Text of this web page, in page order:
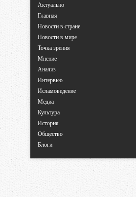
Актуально
Главная
Новости в стране
Новости в мире
Точка зрения
Мнение
Анализ
Интервью
Исламоведение
Медиа
Культура
История
Общество
Блоги